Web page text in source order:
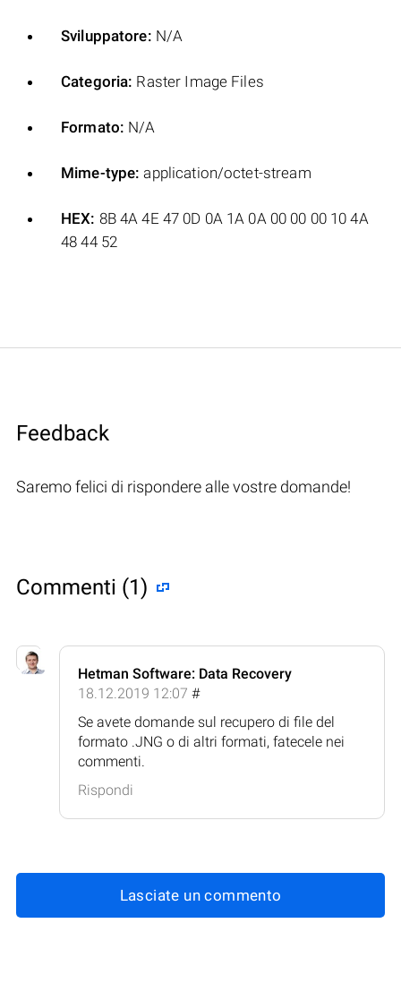
Sviluppatore: N/A
Categoria: Raster Image Files
Formato: N/A
Mime-type: application/octet-stream
HEX: 8B 4A 4E 47 0D 0A 1A 0A 00 00 00 10 4A
48 44 52
Feedback
Saremo felici di rispondere alle vostre domande!
Commenti (1)
Hetman Software: Data Recovery
18.12.2019 12:07 #
Se avete domande sul recupero di file del
formato .JNG o di altri formati, fatecele nei
commenti.
Rispondi
Lasciate un commento